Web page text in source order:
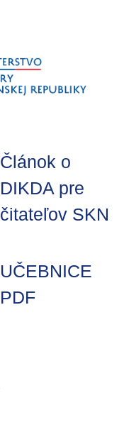
Článok o
DIKDA pre
čitateľov SKN
UČEBNICE
PDF